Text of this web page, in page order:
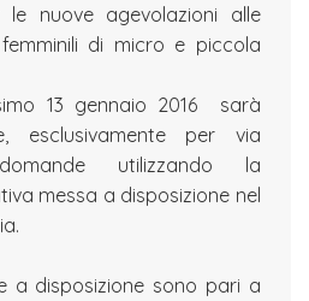
nuove agevolazioni alle
di micro e piccola
13 gennaio 2016 sarà
esclusivamente per via
utilizzando la
messa a disposizione nel
a disposizione sono pari a